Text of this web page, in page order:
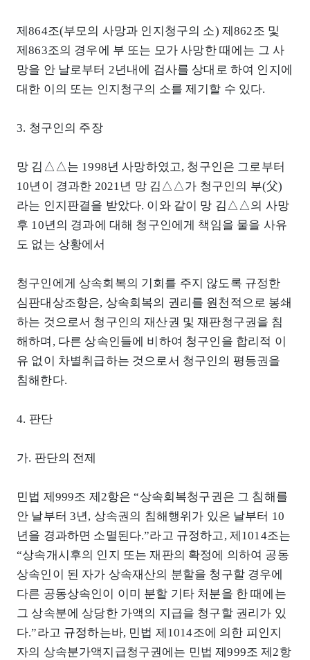
제864조(부모의 사망과 인지청구의 소) 제862조 및
제863조의 경우에 부 또는 모가 사망한 때에는 그 사
망을 안 날로부터 2년내에 검사를 상대로 하여 인지에
대한 이의 또는 인지청구의 소를 제기할 수 있다.
3. 청구인의 주장
망 김△△는 1998년 사망하였고, 청구인은 그로부터
10년이 경과한 2021년 망 김△△가 청구인의 부(父)
라는 인지판결을 받았다. 이와 같이 망 김△△의 사망
후 10년의 경과에 대해 청구인에게 책임을 물을 사유
도 없는 상황에서
청구인에게 상속회복의 기회를 주지 않도록 규정한
심판대상조항은, 상속회복의 권리를 원천적으로 봉쇄
하는 것으로서 청구인의 재산권 및 재판청구권을 침
해하며, 다른 상속인들에 비하여 청구인을 합리적 이
유 없이 차별취급하는 것으로서 청구인의 평등권을
침해한다.
4. 판단
가. 판단의 전제
민법 제999조 제2항은 “상속회복청구권은 그 침해를
안 날부터 3년, 상속권의 침해행위가 있은 날부터 10
년을 경과하면 소멸된다.”라고 규정하고, 제1014조는
“상속개시후의 인지 또는 재판의 확정에 의하여 공동
상속인이 된 자가 상속재산의 분할을 청구할 경우에
다른 공동상속인이 이미 분할 기타 처분을 한 때에는
그 상속분에 상당한 가액의 지급을 청구할 권리가 있
다.”라고 규정하는바, 민법 제1014조에 의한 피인지
자의 상속분가액지급청구권에는 민법 제999조 제2항